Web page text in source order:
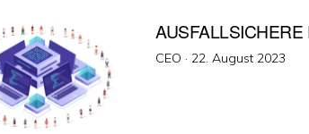
CEO · Veröffentlicht
22. August 2023